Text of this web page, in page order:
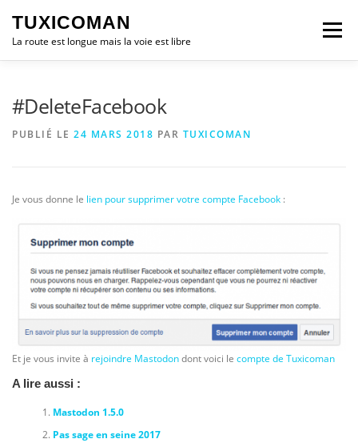
contenu
TUXICOMAN
La route est longue mais la voie est libre
Menu
#DeleteFacebook
PUBLIÉ LE 24 MARS 2018 PAR TUXICOMAN
Je vous donne le lien pour supprimer votre compte Facebook :
Et je vous invite à rejoindre Mastodondont voici le compte de Tuxicoman
A lire aussi :
Mastodon 1.5.0
Pas sage en seine 2017